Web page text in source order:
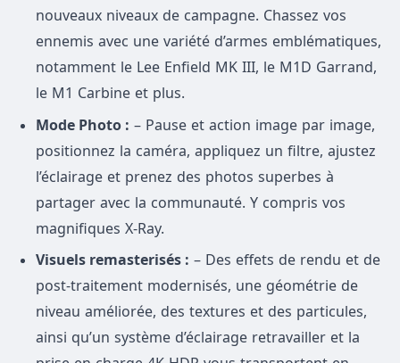
nouveaux niveaux de campagne. Chassez vos
ennemis avec une variété d’armes emblématiques,
notamment le Lee Enfield MK III, le M1D Garrand,
le M1 Carbine et plus.
Mode Photo : – Pause et action image par image,
positionnez la caméra, appliquez un filtre, ajustez
l’éclairage et prenez des photos superbes à
partager avec la communauté. Y compris vos
magnifiques X-Ray.
Visuels remasterisés : – Des effets de rendu et de
post-traitement modernisés, une géométrie de
niveau améliorée, des textures et des particules,
ainsi qu’un système d’éclairage retravailler et la